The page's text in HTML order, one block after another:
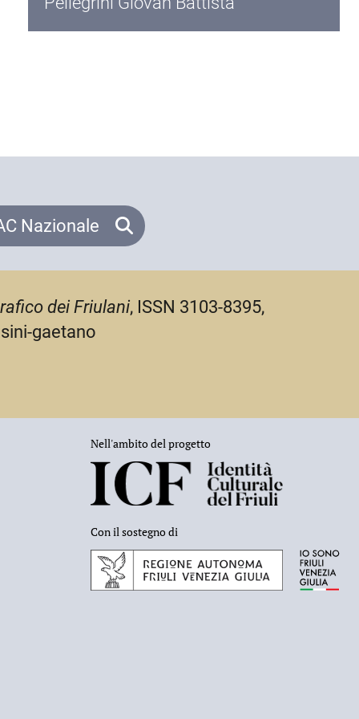
Nazionale
dei Friulani, ISSN 3103-8395,
gaetano
Nell'ambito del progetto
Con il sostegno di